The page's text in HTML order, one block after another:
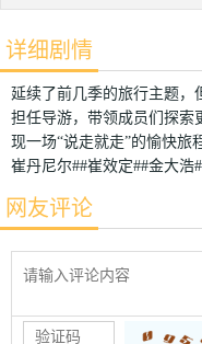
详细剧情
延续了前几季的旅行主题，
担任导游，带领成员们探索
现一场“说走就走”的愉快旅
崔丹尼尔##崔效定##金大浩
网友评论